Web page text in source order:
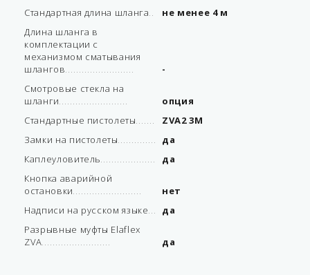
Стандартная длина шланга
не менее 4 м
Длина шланга в
комплектации с
механизмом сматывания
шлангов
-
Смотровые стекла на
шланги
опция
Стандартные пистолеты
ZVA2 3M
Замки на пистолеты
да
Каплеуловитель
да
Кнопка аварийной
остановки
нет
Надписи на русском языке
да
Разрывные муфты Elaflex
ZVA
да